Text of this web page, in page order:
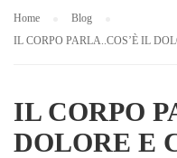
Home
Blog
IL CORPO PARLA..COS’È IL
IL CORPO
DOLORE E